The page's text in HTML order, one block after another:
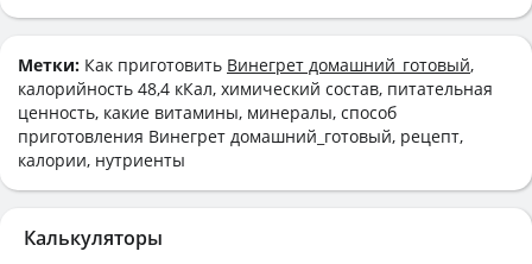
Метки: Как приготовить Винегрет домашний_готовый,
калорийность 48,4 кКал, химический состав, питательная
ценность, какие витамины, минералы, способ
приготовления Винегрет домашний_готовый, рецепт,
калории, нутриенты
Калькуляторы